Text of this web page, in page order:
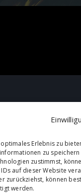
Erlebnis zu
zu
zustimmst,
auf dieser Website
zurückziehst, können
werden.